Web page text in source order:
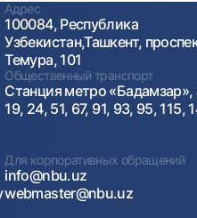
Адрес
100084, Республика
Узбекистан,Ташкент,
Темура, 101
Общественный транспорт
Станция метро «Бадамзар»,
19, 24, 51, 67, 91, 93, 95, 115,
Для корпоративных обращений
info@nbu.uz
webmaster@nbu.uz